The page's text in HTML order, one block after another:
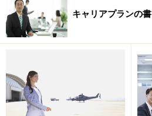
そういう観点から見れば、まず
分野において卓越した成果や実
す。相応のレベルまで到達して
ランと照らし合わせてどちら
いいのです。
しかしながら、巷ではグロー
キャリアプランの